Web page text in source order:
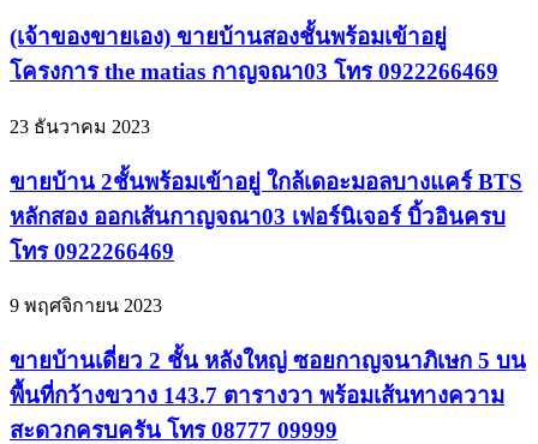
(เจ้าของขายเอง) ขายบ้านสองชั้นพร้อมเข้าอยู่
โครงการ the matias กาญจณา03 โทร 0922266469
23 ธันวาคม 2023
ขายบ้าน 2ชั้นพร้อมเข้าอยู่ ใกล้เดอะมอลบางแคร์ BTS
หลักสอง ออกเส้นกาญจณา03 เฟอร์นิเจอร์ บิ้วอินครบ
โทร 0922266469
9 พฤศจิกายน 2023
ขายบ้านเดี่ยว 2 ชั้น หลังใหญ่ ซอยกาญจนาภิเษก 5 บน
พื้นที่กว้างขวาง 143.7 ตารางวา พร้อมเส้นทางความ
สะดวกครบครัน โทร 08777 09999